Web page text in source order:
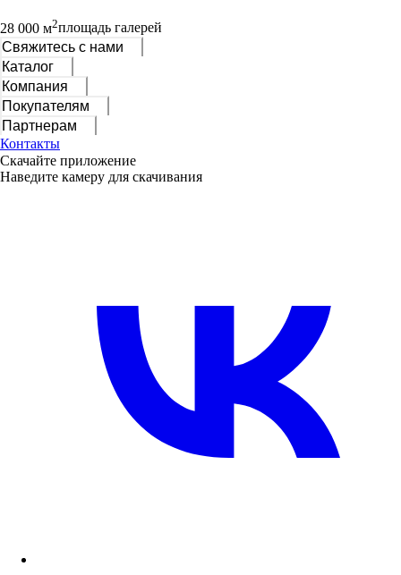
28 000 м2площадь галерей
Свяжитесь с нами
Каталог
Компания
Покупателям
Партнерам
Контакты
Скачайте приложение
Наведите камеру для скачивания